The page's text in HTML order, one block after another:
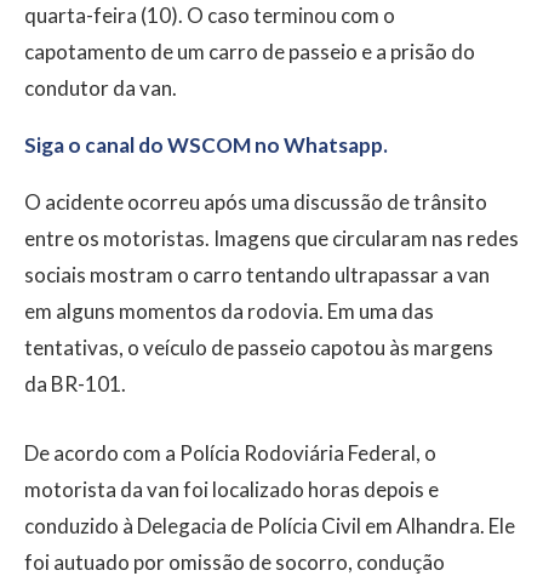
quarta-feira (10). O caso terminou com o
capotamento de um carro de passeio e a prisão do
condutor da van.
Siga o canal do WSCOM no Whatsapp.
O acidente ocorreu após uma discussão de trânsito
entre os motoristas. Imagens que circularam nas redes
sociais mostram o carro tentando ultrapassar a van
em alguns momentos da rodovia. Em uma das
tentativas, o veículo de passeio capotou às margens
da BR-101.
De acordo com a Polícia Rodoviária Federal, o
motorista da van foi localizado horas depois e
conduzido à Delegacia de Polícia Civil em Alhandra. Ele
foi autuado por omissão de socorro, condução